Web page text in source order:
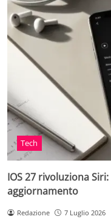
Tech
IOS 27 rivoluziona
aggiornamento
Redazione 7 Luglio 2026